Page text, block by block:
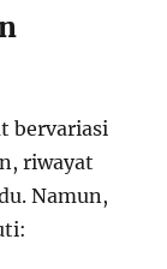
bervariasi
riwayat
Namun,